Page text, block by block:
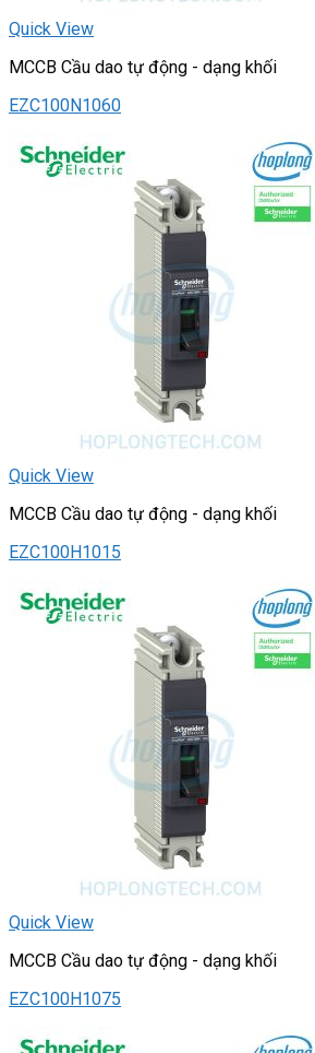
Quick View
MCCB Cầu dao tự động - dạng khối
EZC100N1060
Quick View
MCCB Cầu dao tự động - dạng khối
EZC100H1015
Quick View
MCCB Cầu dao tự động - dạng khối
EZC100H1075